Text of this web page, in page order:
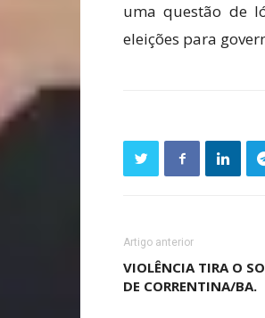
uma questão de
eleições para
Artigo anterior
VIOLÊNCIA TIRA O
DE CORRENTINA/BA.